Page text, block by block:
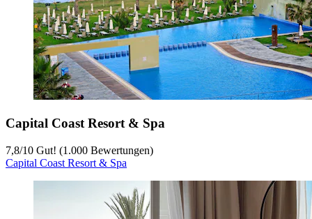
Capital Coast Resort & Spa
7,8/10 Gut! (1.000 Bewertungen)
Capital Coast Resort & Spa